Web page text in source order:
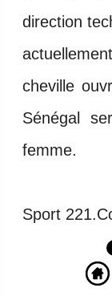
direction
cheville
Sénégal
femme.
Sport